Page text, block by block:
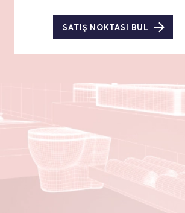
SATIŞ NOKTASI BUL